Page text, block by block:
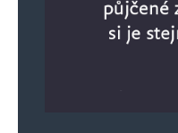
hodnoty a
a podpory.
Jako úředníci